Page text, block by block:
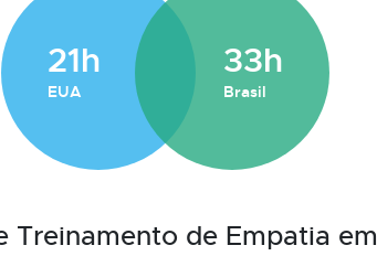
21h
EUA
33h
Brasil
Treinamento de Empatia em